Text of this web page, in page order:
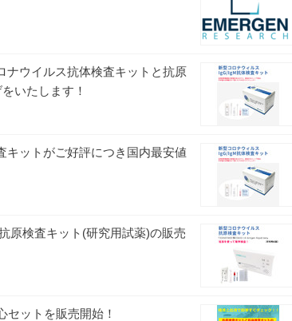
ナウイルス抗体検査キットと抗原
いたします！
キットがご好評につき国内最安値
原検査キット(研究用試薬)の販売
セットを販売開始！